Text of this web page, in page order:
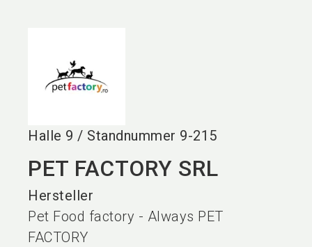
Halle 9 / Standnummer 9-215
PET FACTORY SRL
Hersteller
Pet Food factory - Always PET
FACTORY